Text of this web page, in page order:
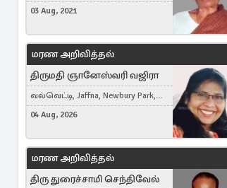
கிழக்கு
03 Aug, 2021
மரண அறிவித்தல்
திருமதி ஞானேஸ்வரி வஜிரா
வல்வெட்டி, Jaffna, Newbury Park,
United Kingdom
04 Aug, 2026
மரண அறிவித்தல்
திரு துரைச்சாமி செந்திவேல்